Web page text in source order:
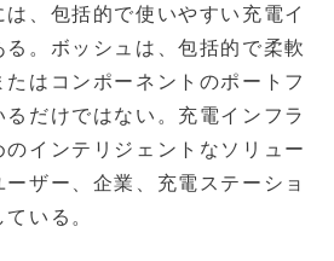
、包括的で使いやすい充電イ
。ボッシュは、包括的で柔軟
はコンポーネントのポートフ
るだけではない。充電インフラ
インテリジェントなソリュー
ザー、企業、充電ステーショ
ている。